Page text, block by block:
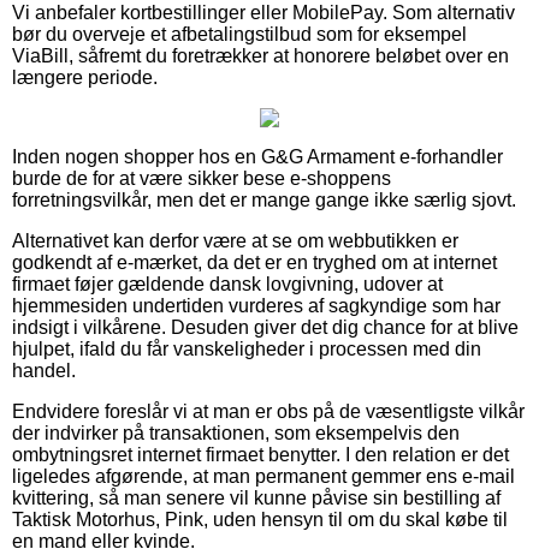
Vi anbefaler kortbestillinger eller MobilePay. Som alternativ
bør du overveje et afbetalingstilbud som for eksempel
ViaBill, såfremt du foretrækker at honorere beløbet over en
længere periode.
Inden nogen shopper hos en G&G Armament e-forhandler
burde de for at være sikker bese e-shoppens
forretningsvilkår, men det er mange gange ikke særlig sjovt.
Alternativet kan derfor være at se om webbutikken er
godkendt af e-mærket, da det er en tryghed om at internet
firmaet føjer gældende dansk lovgivning, udover at
hjemmesiden undertiden vurderes af sagkyndige som har
indsigt i vilkårene. Desuden giver det dig chance for at blive
hjulpet, ifald du får vanskeligheder i processen med din
handel.
Endvidere foreslår vi at man er obs på de væsentligste vilkår
der indvirker på transaktionen, som eksempelvis den
ombytningsret internet firmaet benytter. I den relation er det
ligeledes afgørende, at man permanent gemmer ens e-mail
kvittering, så man senere vil kunne påvise sin bestilling af
Taktisk Motorhus, Pink, uden hensyn til om du skal købe til
en mand eller kvinde.